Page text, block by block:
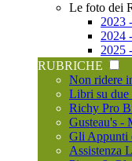
Le foto dei
2023
2024
2025
RUBRICHE
Non ridere
Libri su due
Richy Pro
Gusteau's -
Gli Appunti
Assistenza